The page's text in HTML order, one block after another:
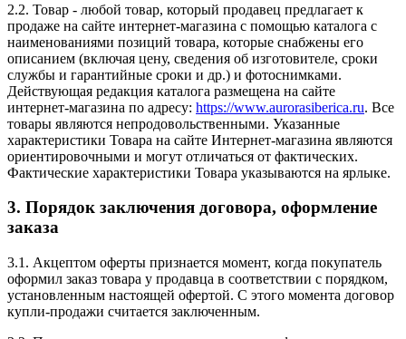
2.2. Товар - любой товар, который продавец предлагает к
продаже на сайте интернет-магазина с помощью каталога с
наименованиями позиций товара, которые снабжены его
описанием (включая цену, сведения об изготовителе, сроки
службы и гарантийные сроки и др.) и фотоснимками.
Действующая редакция каталога размещена на сайте
интернет-магазина по адресу: https://www.aurorasiberica.ru. Все
товары являются непродовольственными. Указанные
характеристики Товара на сайте Интернет-магазина являются
ориентировочными и могут отличаться от фактических.
Фактические характеристики Товара указываются на ярлыке.
3. Порядок заключения договора, оформление
заказа
3.1. Акцептом оферты признается момент, когда покупатель
оформил заказ товара у продавца в соответствии с порядком,
установленным настоящей офертой. С этого момента договор
купли-продажи считается заключенным.